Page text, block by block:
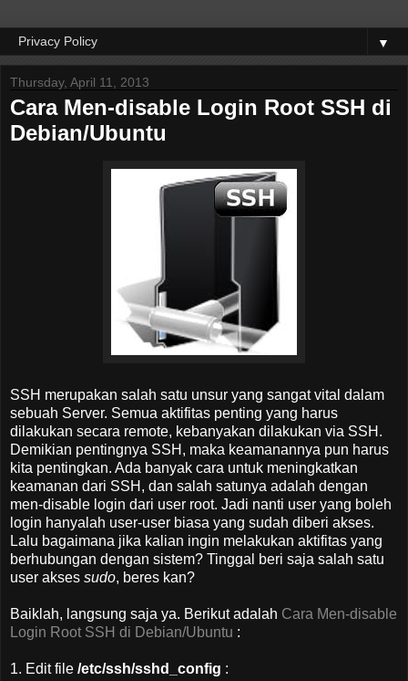
▼
Thursday, April 11, 2013
Cara Men-disable Login Root SSH di
Debian/Ubuntu
SSH merupakan salah satu unsur yang sangat vital dalam
sebuah Server. Semua aktifitas penting yang harus
dilakukan secara remote, kebanyakan dilakukan via SSH.
Demikian pentingnya SSH, maka keamanannya pun harus
kita pentingkan. Ada banyak cara untuk meningkatkan
keamanan dari SSH, dan salah satunya adalah dengan
men-disable login dari user root. Jadi nanti user yang boleh
login hanyalah user-user biasa yang sudah diberi akses.
Lalu bagaimana jika kalian ingin melakukan aktifitas yang
berhubungan dengan sistem? Tinggal beri saja salah satu
user akses sudo, beres kan?
Baiklah, langsung saja ya. Berikut adalah Cara Men-disable
Login Root SSH di Debian/Ubuntu :
1. Edit file /etc/ssh/sshd_config :